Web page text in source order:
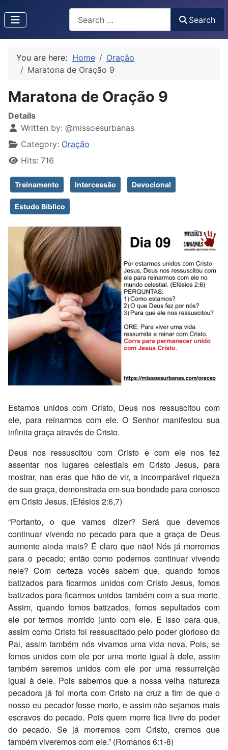
Type 2 or more characters for results.
Search
You are here: Home
Oração
Maratona de Oração 9
Maratona de Oração 9
Details
Written by: @missoesurbanas
Category: Oração
Hits: 716
Treinamento Intercessão Devocional
Estudo Bíblico
Estamos unidos com Cristo, Deus nos ressuscitou com
ele, para reinarmos com ele. O Senhor manifestou sua
infinita graça através de Cristo.
Deus nos ressuscitou com Cristo e com ele nos fez
assentar nos lugares celestiais em Cristo Jesus, para
mostrar, nas eras que hão de vir, a incomparável riqueza
de sua graça, demonstrada em sua bondade para conosco
em Cristo Jesus. (Efésios 2:6,7)
“Portanto, o que vamos dizer? Será que devemos
continuar vivendo no pecado para que a graça de Deus
aumente ainda mais? É claro que não! Nós já morremos
para o pecado; então como podemos continuar vivendo
nele? Com certeza vocês sabem que, quando fomos
batizados para ficarmos unidos com Cristo Jesus, fomos
batizados para ficarmos unidos também com a sua morte.
Assim, quando fomos batizados, fomos sepultados com
ele por termos morrido junto com ele. E isso para que,
assim como Cristo foi ressuscitado pelo poder glorioso do
Pai, assim também nós vivamos uma vida nova. Pois, se
fomos unidos com ele por uma morte igual à dele, assim
também seremos unidos com ele por uma ressurreição
igual à dele. Pois sabemos que a nossa velha natureza
pecadora já foi morta com Cristo na cruz a fim de que o
nosso eu pecador fosse morto, e assim não sejamos mais
escravos do pecado. Pois quem morre fica livre do poder
do pecado. Se já morremos com Cristo, cremos que
também viveremos com ele.” (Romanos‬ ‭6:1-8‬)